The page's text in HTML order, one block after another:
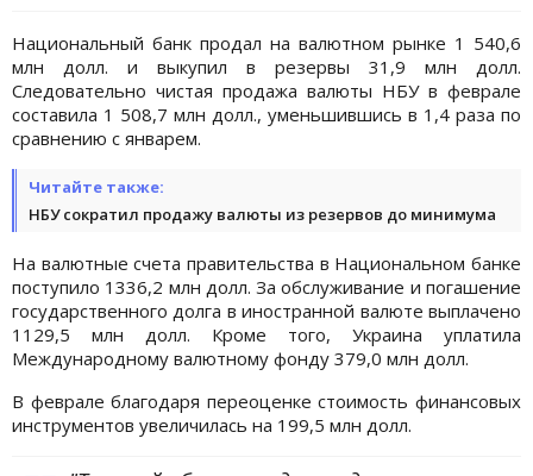
Национальный банк продал на валютном рынке 1 540,6
млн долл. и выкупил в резервы 31,9 млн долл.
Следовательно чистая продажа валюты НБУ в феврале
составила 1 508,7 млн долл., уменьшившись в 1,4 раза по
сравнению с январем.
Читайте также:
НБУ сократил продажу валюты из резервов до минимума
На валютные счета правительства в Национальном банке
поступило 1336,2 млн долл. За обслуживание и погашение
государственного долга в иностранной валюте выплачено
1129,5 млн долл. Кроме того, Украина уплатила
Международному валютному фонду 379,0 млн долл.
В феврале благодаря переоценке стоимость финансовых
инструментов увеличилась на 199,5 млн долл.